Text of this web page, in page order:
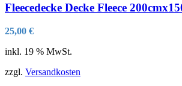
Fleecedecke Decke Fleece
25,00 €
inkl. 19 % MwSt.
zzgl. Versandkosten